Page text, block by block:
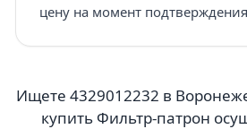
цену на момент подтверждения
Ищете 4329012232 в
купить Фильтр-патрон